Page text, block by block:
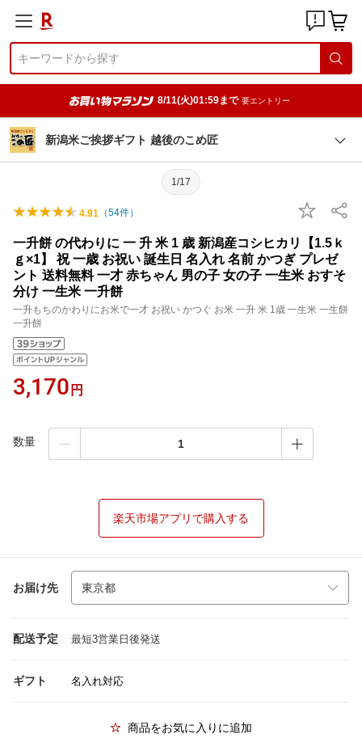
8/11(火)01:59まで 要エントリー
新潟米ご挨拶ギフト 越後のこめ匠
1/17
4.91 （54件）
一升餅 の代わりに 一 升 米 1 歳 新潟産コシヒカリ【1.5ｋ
ｇ×1】 祝 一歳 お祝い 誕生日 名入れ 名前 かつぎ プレゼ
ント 送料無料 一才 赤ちゃん 男の子 女の子 一生米 おすそ
分け 一生米 一升餅
一升もちのかわりにお米で一才 お祝い かつぐ お米 一升 米 1歳 一生米 一生餅
一升餅
3,170 円
数量
楽天市場アプリで購入する
お届け先
配送予定 最短3営業日後発送
ギフト 名入れ対応
商品をお気に入りに追加